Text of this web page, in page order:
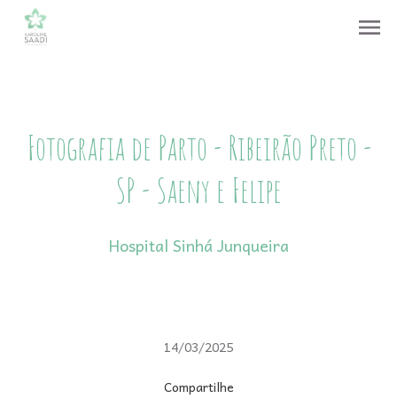
menu
Fotografia de Parto - Ribeirão Preto -
SP - Saeny e Felipe
Hospital Sinhá Junqueira
14/03/2025
Compartilhe